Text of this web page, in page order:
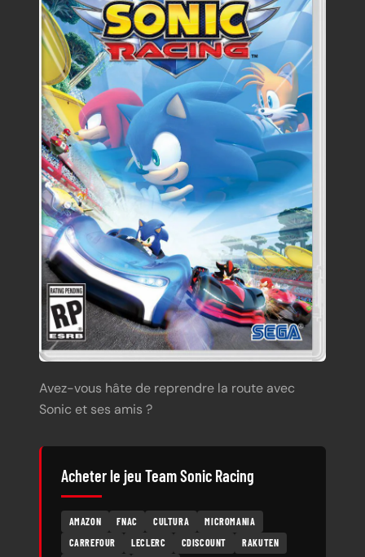
Avez-vous hâte de reprendre la route avec
Sonic et ses amis ?
Acheter le jeu Team Sonic Racing
AMAZON FNAC CULTURA
MICROMANIA
CARREFOUR
LECLERC CDISCOUNT
RAKUTEN